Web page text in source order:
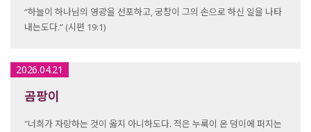
“하늘이 하나님의 영광을 선포하고, 궁창이 그의 손으로 하신 일을 나타
내는도다.” (시편 19:1)
2026.04.21
곰팡이
"너희가 자랑하는 것이 옳지 아니하도다. 적은 누룩이 온 덩이에 퍼지는